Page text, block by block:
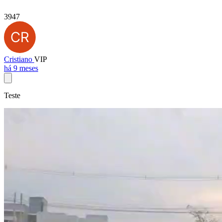
3947
Cristiano VIP
há 9 meses
Teste